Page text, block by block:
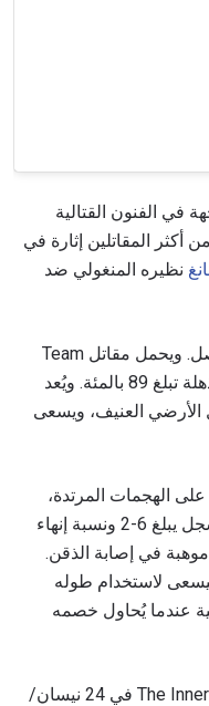
في الفنون القتالية
أكثر المقاتلين إثارة في
نظيره المنغولي ضد
بومينانغ يُعرف بأسلوبه العنيف والمتواصل. ويحمل مقاتل Team
Lakay سجلاً يبلغ 9-2، مع نسبة إنهاء مذهلة تبلغ 89 بالمئة. ويُعد
الأرضي العنيف، ويسعى
على الهجمات المرتدة،
ويمثل نادي Teiwaz Striking Gym. وبسجل يبلغ 6-2 ونسبة إنهاء
موهبة في إصابة الذقن.
لاستخدام طوله
عندما يُحاول خصمه
اكتشفوا البطاقة الكاملة لعرض The Inner Circle في 24 نيسان/